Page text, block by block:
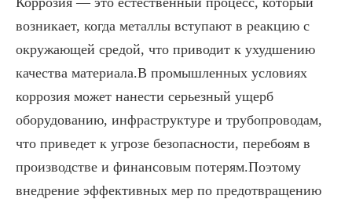
возникает, когда металлы вступают в реакцию с
окружающей средой, что приводит к ухудшению
качества материала.В промышленных условиях
коррозия может нанести серьезный ущерб
оборудованию, инфраструктуре и трубопроводам,
что приведет к угрозе безопасности, перебоям в
производстве и финансовым потерям.Поэтому
внедрение эффективных мер по предотвращению